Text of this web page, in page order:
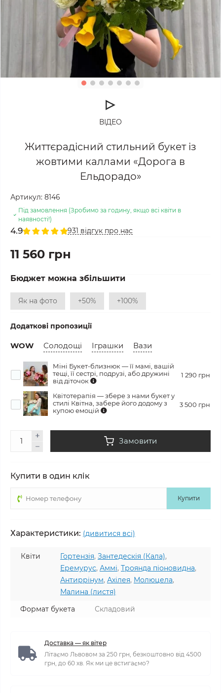
ВІДЕО
Життєрадісний стильний букет із
жовтими каллами «Дорога в
Ельдорадо»
Артикул: 8146
Під замовлення (Зробимо за годину, якщо всі квіти в
наявності!)
4.9 931 відгук про нас
11 560 грн
Бюджет можна збільшити
Як на фото +50% +100%
Додаткові пропозиції
WOW Солодощі Іграшки Вази
Міні Букет-близнюк — її мамі, вашій
тещі, її сестрі, подрузі, або дружині
від діточок
1 290 грн
Квітотерапія — збере з нами букет у
стилі Квітна, забере його додому з
купою емоцій
3 500 грн
Замовити
Купити в один клік
Купити
Характеристики: (дивитися всі)
Квіти Гортензія, Зантедескія (Кала),
Еремурус, Аммі, Троянда піоновидна,
Антиррінум, Ахілея, Молюцела,
Малина (листя)
Формат букета
Складовий
Доставка — як вітер
Літаємо Львовом за 250 грн, безкоштовно від 4500
грн, до 60 хв. Як ми це встигаємо?